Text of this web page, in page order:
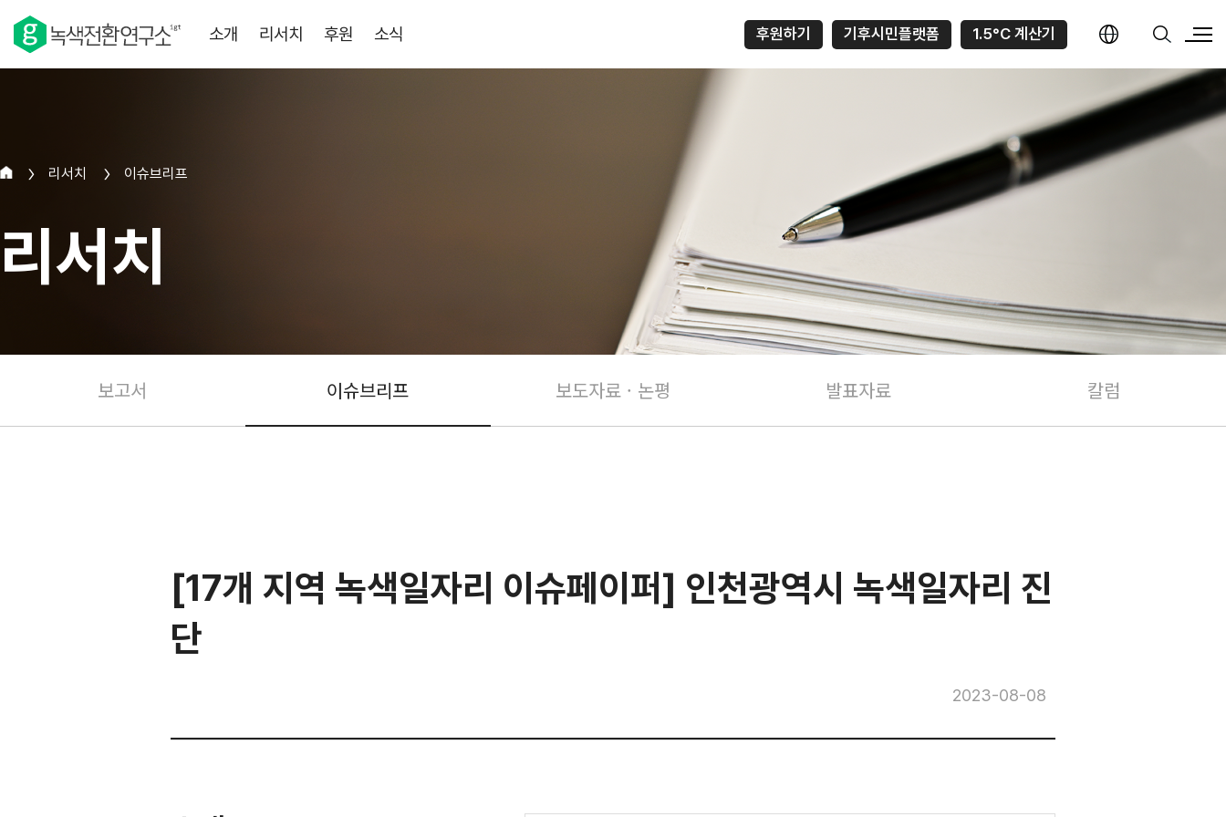
소개 리서치 후원 소식 후원하기 기후시민플랫폼 1.5°C 계산기
> 리서치 > 이슈브리프
리서치
보고서 이슈브리프 보도자료 · 논평 발표자료 칼럼
[17개 지역 녹색일자리 이슈페이퍼] 인천광역시 녹색일자리 진
단
2023-08-08